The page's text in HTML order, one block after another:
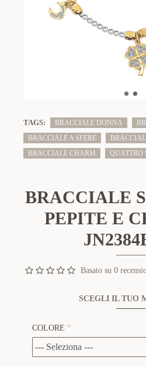
TAGS: BRACCIALE DONNA
BRACCIALE A SFERE
BRACCIALE CHARM
QUATTRO
BRACCIALE
PEPITE E
Basato su 0
SCEGLI IL TUO
COLORE